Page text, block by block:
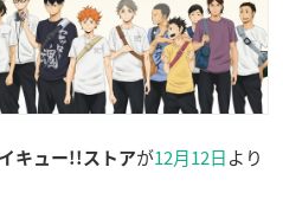
キュー!!ストアが12月12日より